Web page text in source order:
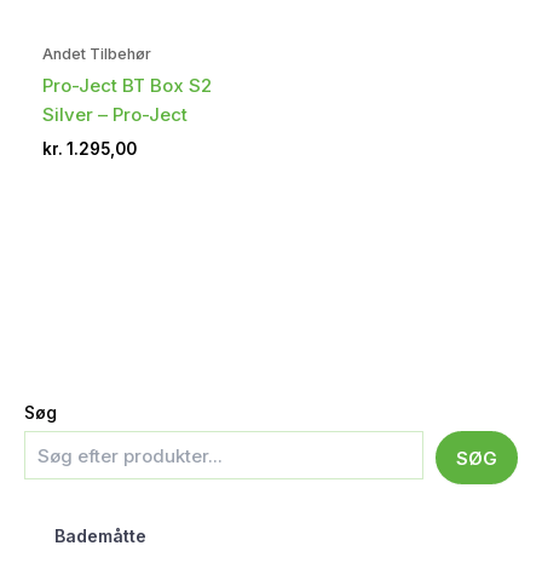
Søg
SØG
Bademåtte
Andet Tilbehør
Pro-Ject BT Box S2
Silver – Pro-Ject
kr. 1.295,00